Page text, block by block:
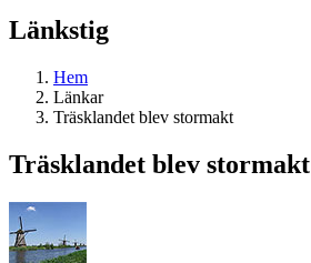
Länkstig
Hem
Länkar
Träsklandet blev stormakt
Träsklandet blev stormakt